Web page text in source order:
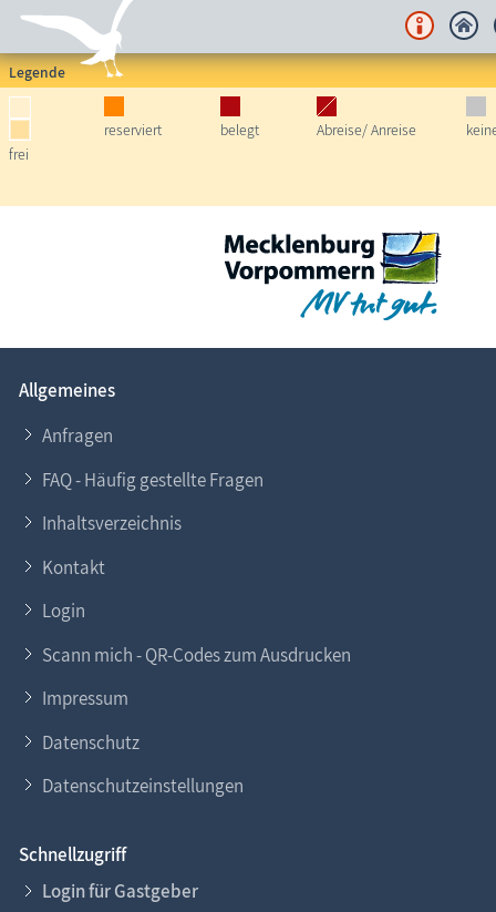
Unterkünfte
Urlaubsorte
Veranstaltungen
Blog
Legende
frei
reserviert belegt Abreise/ Anreise
Allgemeines
Anfragen
FAQ - Häufig gestellte Fragen
Inhaltsverzeichnis
Kontakt
Login
Scann mich - QR-Codes zum Ausdrucken
Impressum
Datenschutz
Datenschutzeinstellungen
Schnellzugriff
Login für Gastgeber